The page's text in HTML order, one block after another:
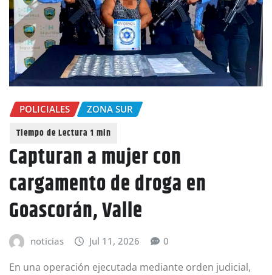
POLICIALES ZONA SUR
Capturan a mujer con
cargamento de droga en
Goascorán, Valle
noticias Jul 11, 2026 0
En una operación ejecutada mediante orden judicial,